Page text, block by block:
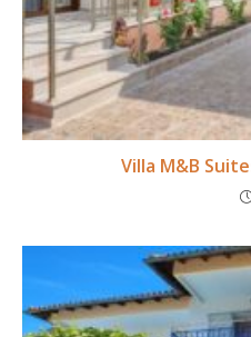
Villa M&B